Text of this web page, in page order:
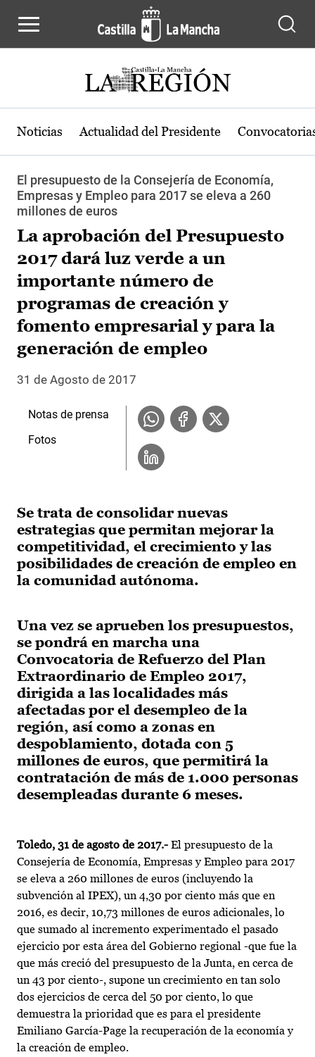
Noticias Actualidad del Presidente
El presupuesto de la Consejería de Economía,
Empresas y Empleo para 2017 se eleva a 260
millones de euros
La aprobación del Presupuesto
2017 dará luz verde a un
importante número de
programas de creación y
fomento empresarial y para la
generación de empleo
31 de Agosto de 2017
Se trata de consolidar nuevas
estrategias que permitan mejorar la
competitividad, el crecimiento y las
posibilidades de creación de empleo en
la comunidad autónoma.
Una vez se aprueben los presupuestos,
se pondrá en marcha una
Convocatoria de Refuerzo del Plan
Extraordinario de Empleo 2017,
dirigida a las localidades más
afectadas por el desempleo de la
región, así como a zonas en
despoblamiento, dotada con 5
millones de euros, que permitirá la
contratación de más de 1.000 personas
desempleadas durante 6 meses.
Toledo, 31 de agosto de 2017.- El presupuesto de la
Consejería de Economía, Empresas y Empleo para 2017
se eleva a 260 millones de euros (incluyendo la
subvención al IPEX), un 4,30 por ciento más que en
2016, es decir, 10,73 millones de euros adicionales, lo
que sumado al incremento experimentado el pasado
ejercicio por esta área del Gobierno regional -que fue la
que más creció del presupuesto de la Junta, en cerca de
un 43 por ciento-, supone un crecimiento en tan solo
dos ejercicios de cerca del 50 por ciento, lo que
demuestra la prioridad que es para el presidente
Emiliano García-Page la recuperación de la economía y
la creación de empleo.
Notas de prensa
Fotos